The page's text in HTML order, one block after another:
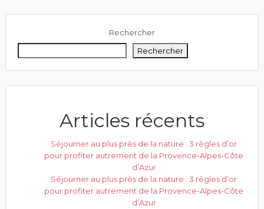
Rechercher
Rechercher
Articles récents
Séjourner au plus près de la nature : 3 règles d’or
pour profiter autrement de la Provence-Alpes-Côte
d’Azur
Séjourner au plus près de la nature : 3 règles d’or
pour profiter autrement de la Provence-Alpes-Côte
d’Azur